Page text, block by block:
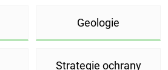
Geologie
Strategie ochrany